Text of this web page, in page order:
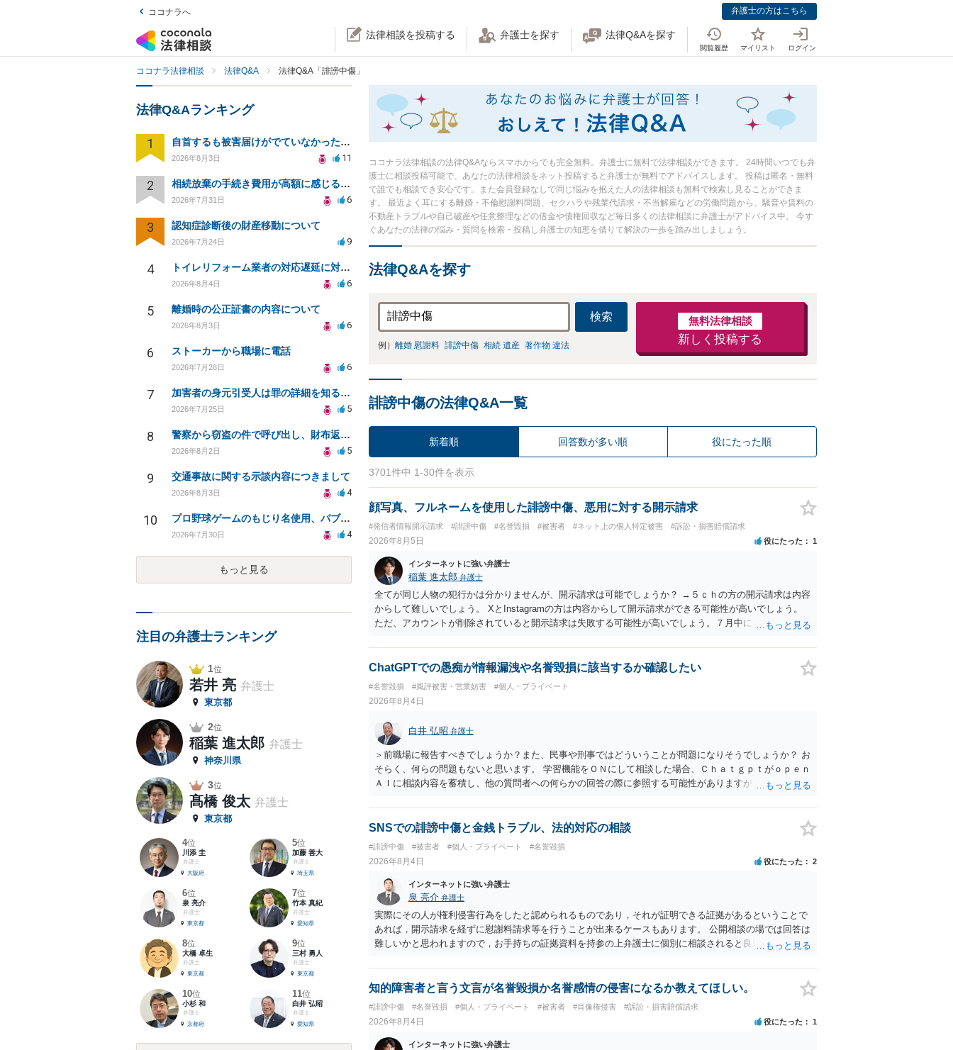
ココナラへ 弁護士の方はこちら
法律相談を投稿する 弁護士を探す 法律Q&Aを探す
閲覧履歴 マイリスト ログイン
ココナラ法律相談 法律Q&A 法律Q&A「誹謗中傷」
ココナラ法律相談の法律Q&Aならスマホからでも完全無料。弁護士に無料で法律相談ができます。 24時間いつでも弁
護士に相談投稿可能で、あなたの法律相談をネット投稿すると弁護士が無料でアドバイスします。 投稿は匿名・無料
で誰でも相談でき安心です。また会員登録なしで同じ悩みを抱えた人の法律相談も無料で検索し見ることができま
す。 最近よく耳にする離婚・不倫慰謝料問題、セクハラや残業代請求・不当解雇などの労働問題から、騒音や賃料の
不動産トラブルや自己破産や任意整理などの借金や債権回収など毎日多くの法律相談に弁護士がアドバイス中。 今す
ぐあなたの法律の悩み・質問を検索・投稿し弁護士の知恵を借りて解決の一歩を踏み出しましょう。
法律Q&Aを探す
検索
例） 離婚 慰謝料 誹謗中傷 相続 遺産 著作物 違法
無料法律相談
新しく投稿する
誹謗中傷の法律Q&A一覧
新着順 回答数が多い順 役にたった順
3701件中 1-30件を表示
顔写真、フルネームを使用した誹謗中傷、悪用に対する開示請求
#発信者情報開示請求 #誹謗中傷 #名誉毀損 #被害者 #ネット上の個人特定被害 #訴訟・損害賠償請求
2026年8月5日 役にたった 1
インターネットに強い弁護士
稲葉 進太郎 弁護士
全てが同じ人物の犯行かは分かりませんが、開示請求は可能でしょうか？ →５ｃｈの方の開示請求は内容
からして難しいでしょう。 XとInstagramの方は内容からして開示請求ができる可能性が高いでしょう。
ただ、アカウントが削除されていると開示請求は失敗する可能性が高いでしょう。７月中にアカウントが
相手に全ての弁護士費用を負担させることは可能でしょうか？ →訴訟外の交渉で相手方が認めれば負担さ
せることができるでしょう。訴訟で判決となった場合は、実際の弁護士費用が認められる場合と認められ
ChatGPTでの愚痴が情報漏洩や名誉毀損に該当するか確認したい
#名誉毀損 #風評被害・営業妨害 #個人・プライベート
2026年8月4日
白井 弘昭 弁護士
＞前職場に報告すべきでしょうか？また、民事や刑事ではどういうことが問題になりそうでしょうか？ お
そらく、何らの問題もないと思います。 学習機能をＯＮにして相談した場合、Ｃｈａｔｇｐｔがｏｐｅｎ
ＡＩに相談内容を蓄積し、他の質問者への何らかの回答の際に参照する可能性がありますが、個人名や会
ので、その情報自体が、秘密情報に当たるとは思えませんし、名誉棄損として、個人や会社に対する誹謗
中傷の不特定多数への公開に当たるとも思われません。 もちろん、誰がその内容をｃｈａｔｇｐｔに入力
して書き込んだとしても）、相談者さんが刑事民事の責任に問われることはないでしょう。 私見ながらご
参考まで。
SNSでの誹謗中傷と金銭トラブル、法的対応の相談
#誹謗中傷 #被害者 #個人・プライベート #名誉毀損
2026年8月4日 役にたった 2
インターネットに強い弁護士
泉 亮介 弁護士
実際にその人が権利侵害行為をしたと認められるものであり，それが証明できる証拠があるということで
あれば，開示請求を経ずに慰謝料請求等を行うことが出来るケースもあります。 公開相談の場では回答は
難しいかと思われますので，お手持ちの証拠資料を持参の上弁護士に個別に相談されると良いでしょう。
知的障害者と言う文言が名誉毀損か名誉感情の侵害になるか教えてほしい。
#誹謗中傷 #名誉毀損 #個人・プライベート #被害者 #肖像権侵害 #訴訟・損害賠償請求
2026年8月4日 役にたった 1
インターネットに強い弁護士
法律Q&Aランキング
1 自首するも被害届けがでていなかった場合
2026年8月3日 11
2 相続放棄の手続き費用が高額に感じるが妥当か知りたい
2026年7月31日 6
3 認知症診断後の財産移動について
2026年7月24日 9
4 トイレリフォーム業者の対応遅延に対する法的措置相談
2026年8月4日 6
5 離婚時の公正証書の内容について
2026年8月3日 6
6 ストーカーから職場に電話
2026年7月28日 6
7 加害者の身元引受人は罪の詳細を知ることができるか？
2026年7月25日 5
8 警察から窃盗の件で呼び出し、財布返却で自首すべきか？
2026年8月2日 5
9 交通事故に関する示談内容につきまして
2026年8月3日 4
10 プロ野球ゲームのもじり名使用、パブリシティ権の影響は？
2026年7月30日 4
もっと見る
注目の弁護士ランキング
1位
若井 亮 弁護士
東京都
2位
稲葉 進太郎 弁護士
神奈川県
3位
髙橋 俊太 弁護士
東京都
4位
川添 圭
弁護士
大阪府
5位
加藤 善大
弁護士
埼玉県
6位
泉 亮介
弁護士
東京都
7位
竹本 真紀
弁護士
愛知県
8位
大橋 卓生
弁護士
東京都
9位
三村 勇人
弁護士
東京都
10位
小杉 和
弁護士
京都府
11位
白井 弘昭
弁護士
愛知県